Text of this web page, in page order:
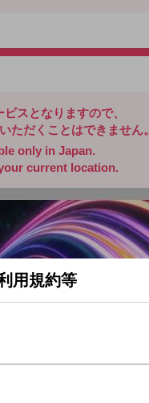
スとなりますので、
ただくことはできません。
only in Japan.
current location.
用規約等